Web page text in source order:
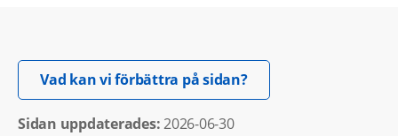
Vad kan vi förbättra på sidan?Öppnas i nytt fönster.
Sidan uppdaterades: 2026-06-30